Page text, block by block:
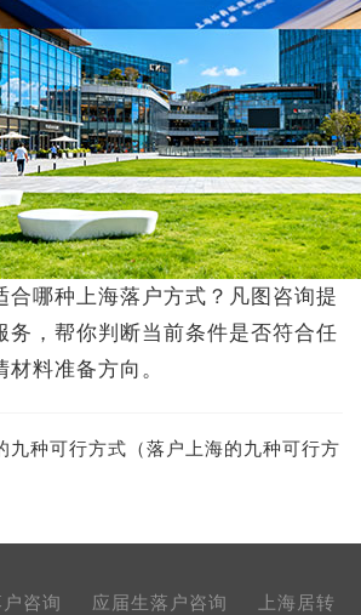
哪种上海落户方式？凡图咨询提
务，帮你判断当前条件是否符合任
料准备方向。
九种可行方式（落户上海的九种可行方
咨询 应届生落户咨询
上海居转